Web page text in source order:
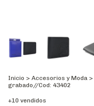
Inicio > Accesorios y Moda >
grabado//Cod: 43402
+10 vendidos